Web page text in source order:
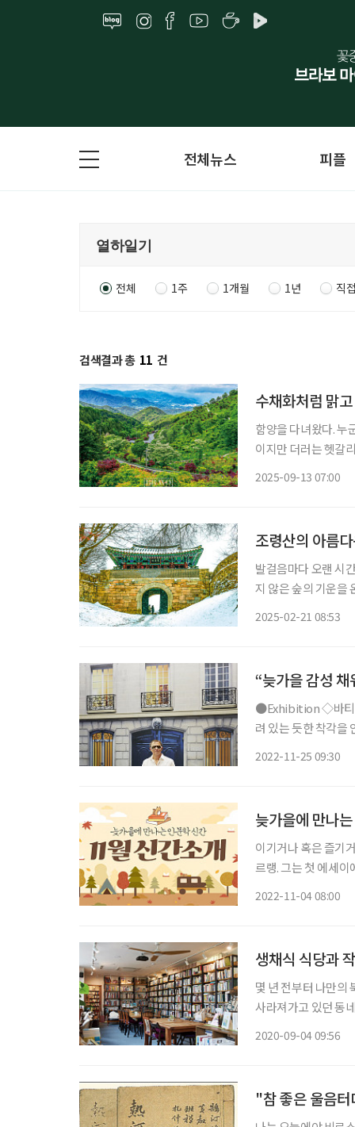
전체뉴스 피플
전체 1주 1개월 1년 직
검색결과 총 11 건
수채화처럼 맑
함양을 다녀왔다. 누
이지만 더러는 헷갈
2025-09-13 07:00
조령산의 아름
발걸음마다 오랜 시
지 않은 숲의 기운을
2025-02-21 08:53
“늦가을 감성
●Exhibition ◇바티망 일정 12월 28일까지 장소 노들섬 노들서가 건물 외벽에 사람이 매달
려 있는 듯한 착각을
2022-11-25 09:30
늦가을에 만나
이기거나 혹은 즐기
르랭. 그는 첫 에세이
2022-11-04 08:00
생채식 식당과
몇 년 전부터 나만의
사라져가고 있던 동
2020-09-04 09:56
"참 좋은 울음